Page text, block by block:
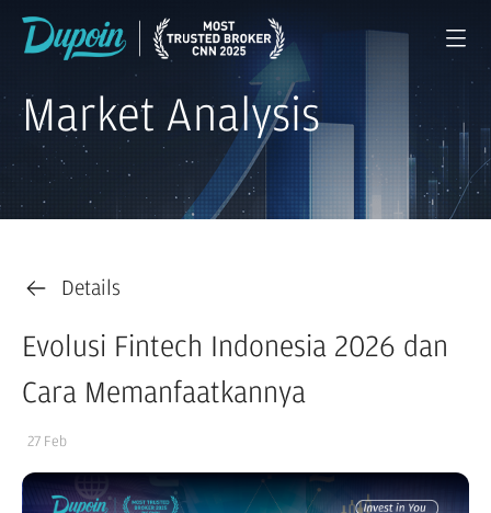
Market Analysis
Details
Evolusi Fintech Indonesia 2026 dan
Cara Memanfaatkannya
27 Feb